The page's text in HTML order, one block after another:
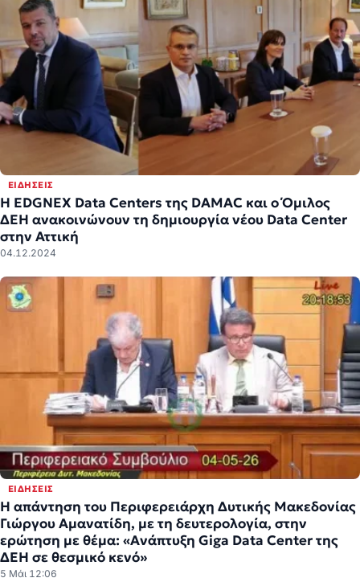
ΕΙΔΉΣΕΙΣ
Η EDGNEX Data Centers της DAMAC και ο Όμιλος
ΔΕΗ ανακοινώνουν τη δημιουργία νέου Data Center
στην Αττική
04.12.2024
ΕΙΔΉΣΕΙΣ
H απάντηση του Περιφερειάρχη Δυτικής Μακεδονίας
Γιώργου Αμανατίδη, με τη δευτερολογία, στην
ερώτηση με θέμα: «Ανάπτυξη Giga Data Center της
ΔΕΗ σε θεσμικό κενό»
5 Μάι 12:06